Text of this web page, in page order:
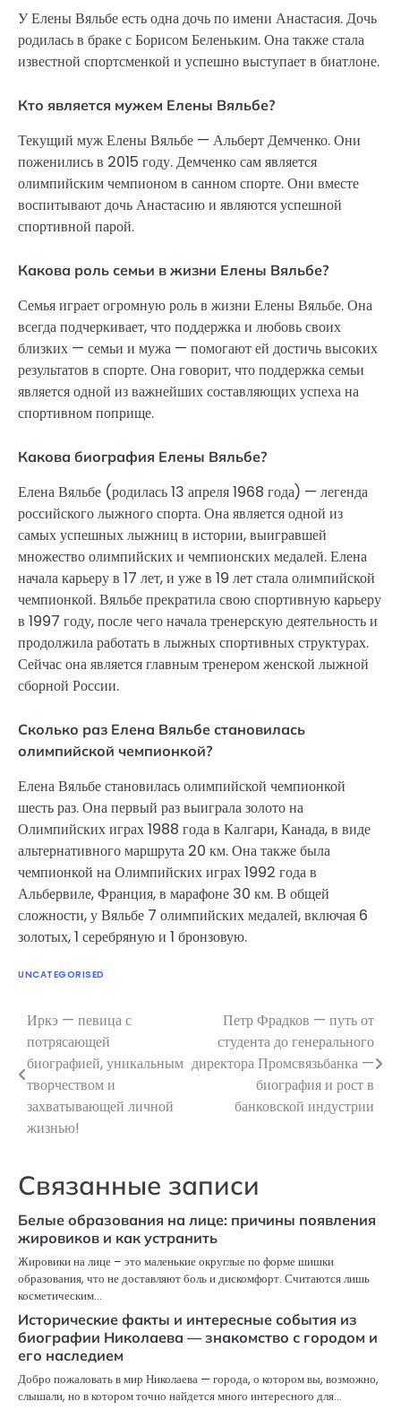
У Елены Вяльбе есть одна дочь по имени Анастасия. Дочь
родилась в браке с Борисом Беленьким. Она также стала
известной спортсменкой и успешно выступает в биатлоне.
Кто является мужем Елены Вяльбе?
Текущий муж Елены Вяльбе — Альберт Демченко. Они
поженились в 2015 году. Демченко сам является
олимпийским чемпионом в санном спорте. Они вместе
воспитывают дочь Анастасию и являются успешной
спортивной парой.
Какова роль семьи в жизни Елены Вяльбе?
Семья играет огромную роль в жизни Елены Вяльбе. Она
всегда подчеркивает, что поддержка и любовь своих
близких — семьи и мужа — помогают ей достичь высоких
результатов в спорте. Она говорит, что поддержка семьи
является одной из важнейших составляющих успеха на
спортивном поприще.
Какова биография Елены Вяльбе?
Елена Вяльбе (родилась 13 апреля 1968 года) — легенда
российского лыжного спорта. Она является одной из
самых успешных лыжниц в истории, выигравшей
множество олимпийских и чемпионских медалей. Елена
начала карьеру в 17 лет, и уже в 19 лет стала олимпийской
чемпионкой. Вяльбе прекратила свою спортивную карьеру
в 1997 году, после чего начала тренерскую деятельность и
продолжила работать в лыжных спортивных структурах.
Сейчас она является главным тренером женской лыжной
сборной России.
Сколько раз Елена Вяльбе становилась
олимпийской чемпионкой?
Елена Вяльбе становилась олимпийской чемпионкой
шесть раз. Она первый раз выиграла золото на
Олимпийских играх 1988 года в Калгари, Канада, в виде
альтернативного маршрута 20 км. Она также была
чемпионкой на Олимпийских играх 1992 года в
Альбервиле, Франция, в марафоне 30 км. В общей
сложности, у Вяльбе 7 олимпийских медалей, включая 6
золотых, 1 серебряную и 1 бронзовую.
UNCATEGORISED
Навигация
по
записям
Иркэ — певица с
потрясающей
биографией, уникальным
творчеством и
захватывающей личной
жизнью!
Петр Фрадков — путь от
студента до генерального
директора Промсвязьбанка —
биография и рост в
банковской индустрии
Связанные записи
Белые образования на лице: причины появления
жировиков и как устранить
Жировики на лице – это маленькие округлые по форме шишки
образования, что не доставляют боль и дискомфорт. Считаются лишь
косметическим…
Исторические факты и интересные события из
биографии Николаева — знакомство с городом и
его наследием
Добро пожаловать в мир Николаева — города, о котором вы, возможно,
слышали, но в котором точно найдется много интересного для…